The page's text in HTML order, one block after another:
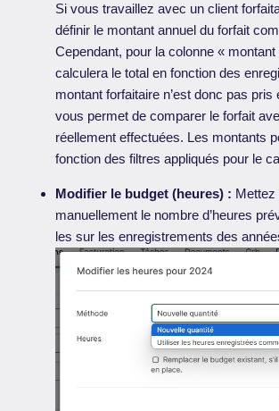
Si vous travaillez avec un client
définir le montant annuel du forfait
Cependant, pour la colonne «
calculera le total en fonction des
montant forfaitaire n’est donc pas
vous permet de comparer le forfait
réellement effectuées. Les montants
fonction des filtres appliqués pour le
Modifier le budget (heures) : Mettez
manuellement le nombre d’heures
les sur les enregistrements des